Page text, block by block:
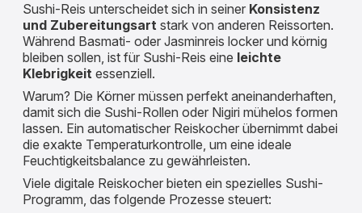
Sushi-Reis unterscheidet sich in seiner Konsistenz
und Zubereitungsart stark von anderen Reissorten.
Während Basmati- oder Jasminreis locker und körnig
bleiben sollen, ist für Sushi-Reis eine leichte
Klebrigkeit essenziell.
Warum? Die Körner müssen perfekt aneinanderhaften,
damit sich die Sushi-Rollen oder Nigiri mühelos formen
lassen. Ein automatischer Reiskocher übernimmt dabei
die exakte Temperaturkontrolle, um eine ideale
Feuchtigkeitsbalance zu gewährleisten.
Viele digitale Reiskocher bieten ein spezielles Sushi-
Programm, das folgende Prozesse steuert: